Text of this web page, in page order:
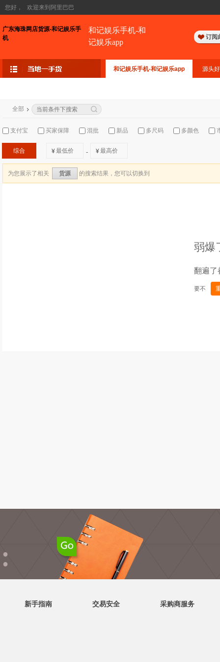
您好， 欢迎来到阿里巴巴
广东海珠网店货源-和记娱乐手
机
和记娱乐手机-和
记娱乐app
订阅
和记娱乐手机-和记娱乐app 源头
全部
支付宝 买家保障 混批 新品 多尺码 多颜色
综合 ¥ - ¥
为您展示了相关 货源 的搜索结果，您可以切换到
弱爆
翻遍了
要不
●
●
新手指南 交易安全 采购商服务